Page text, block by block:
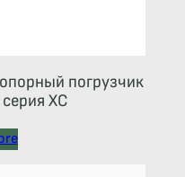
погрузчик
ХС